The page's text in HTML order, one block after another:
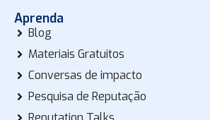
Aprenda
Blog
Materiais Gratuitos
Conversas de impacto
Pesquisa de Reputação